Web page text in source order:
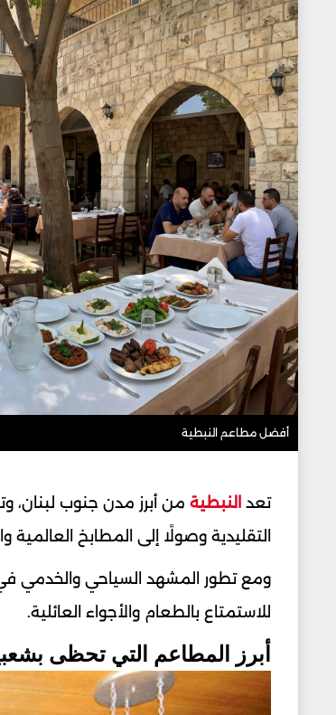
أفضل مطاعم النبطية
تعد النبطية من أبرز مدن جنوب لبنان،
التقليدية وصولًا إلى المطابخ العالمية
ومع تطور المشهد السياحي والخدمي
للاستمتاع بالطعام والأجواء العائلية.
أبرز المطاعم التي تحظى